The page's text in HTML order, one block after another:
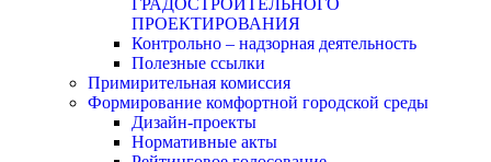
ПРОЕКТИРОВАНИЯ
Контрольно – надзорная деятельность
Полезные ссылки
Примирительная комиссия
Формирование комфортной городской среды
Дизайн-проекты
Нормативные акты